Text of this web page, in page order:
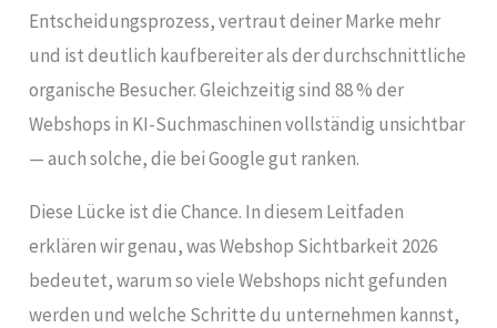
Entscheidungsprozess, vertraut deiner Marke mehr
und ist deutlich kaufbereiter als der durchschnittliche
organische Besucher. Gleichzeitig sind 88 % der
Webshops in KI-Suchmaschinen vollständig unsichtbar
— auch solche, die bei Google gut ranken.
Diese Lücke ist die Chance. In diesem Leitfaden
erklären wir genau, was Webshop Sichtbarkeit 2026
bedeutet, warum so viele Webshops nicht gefunden
werden und welche Schritte du unternehmen kannst,